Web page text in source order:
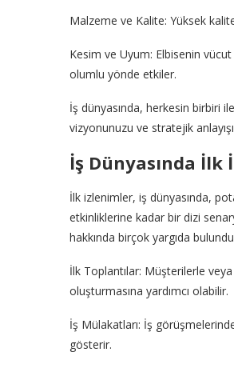
Malzeme ve Kalite: Yüksek
Kesim ve Uyum: Elbisenin
olumlu yönde etkiler.
İş dünyasında, herkesin birbiri
vizyonunuzu ve stratejik
İş Dünyasında
İlk izlenimler, iş dünyasında,
etkinliklerine kadar bir dizi
hakkında birçok yargıda
İlk Toplantılar: Müşterilerle veya
oluşturmasına yardımcı olabilir.
İş Mülakatları: İş
gösterir.